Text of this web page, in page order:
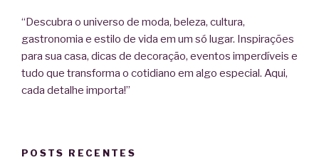
“Descubra o universo de moda, beleza, cultura,
gastronomia e estilo de vida em um só lugar. Inspirações
para sua casa, dicas de decoração, eventos imperdíveis e
tudo que transforma o cotidiano em algo especial. Aqui,
cada detalhe importa!”
POSTS RECENTES